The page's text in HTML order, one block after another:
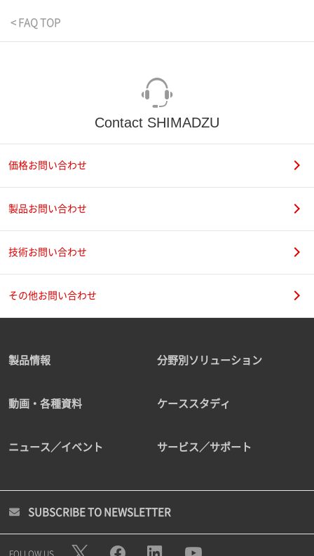
< FAQ TOP
Contact SHIMADZU
価格お問い合わせ
製品お問い合わせ
技術お問い合わせ
その他お問い合わせ
製品情報 分野別ソリューション
動画・各種資料 ケーススタディ
ニュース／イベント サービス／サポート
SUBSCRIBE TO NEWSLETTER
FOLLOW US